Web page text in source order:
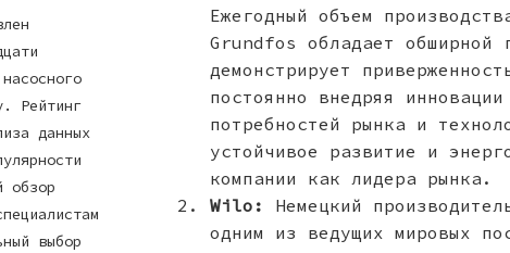
Рейтинг
данных
обзор
выбор
Ежегодный объем
Grundfos обладает обширной
демонстрирует
постоянно внедряя
потребностей рынка и
устойчивое развитие и
компании как лидера рынка.
Wilo:
Немецкий
одним из ведущих мировых